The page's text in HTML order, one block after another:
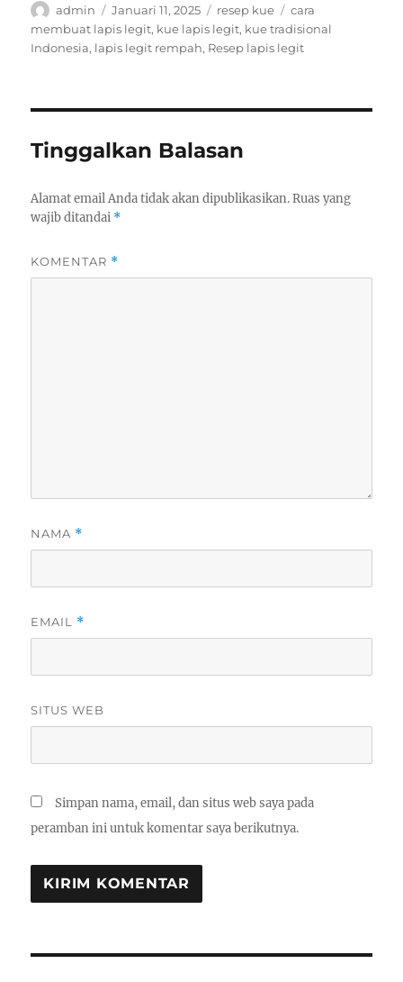
Author
admin
Posted
on
Januari 11, 2025 Categories
resep kue Tags
cara
membuat lapis legit, kue lapis legit, kue tradisional
Indonesia, lapis legit rempah, Resep lapis legit
Tinggalkan Balasan
Alamat email Anda tidak akan dipublikasikan. Ruas yang
wajib ditandai *
KOMENTAR *
NAMA *
EMAIL *
SITUS WEB
Simpan nama, email, dan situs web saya pada
peramban ini untuk komentar saya berikutnya.